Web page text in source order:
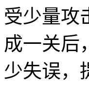
受少量攻
成一关后
少失误，